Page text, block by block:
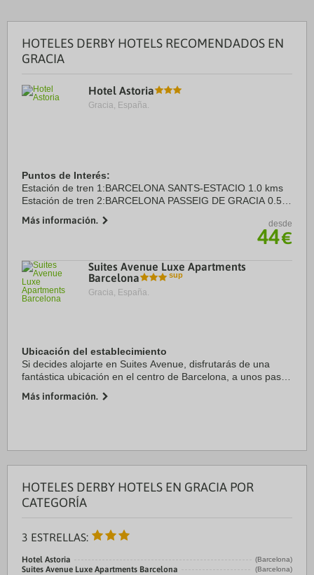
HOTELES DERBY HOTELS RECOMENDADOS EN
GRACIA
Hotel Astoria
Gracia, España.
Puntos de Interés:
Estación de tren 1:BARCELONA SANTS-ESTACIO 1.0 kms
Estación de tren 2:BARCELONA PASSEIG DE GRACIA 0.5
Aeropuerto 1:BARCELONA EL PRAT (BCN) 15.0 kms
Más información. desde
44€
Suites Avenue Luxe Apartments
Barcelona
Gracia, España.
Ubicación del establecimiento
Si decides alojarte en Suites Avenue, disfrutarás de una
fantástica ubicación en el centro de Barcelona, a unos pasos
Además, este apartotel se ...
Más información.
HOTELES DERBY HOTELS EN GRACIA POR
CATEGORÍA
3 ESTRELLAS:
Hotel Astoria (Barcelona)
Suites Avenue Luxe Apartments Barcelona (Barcelona)